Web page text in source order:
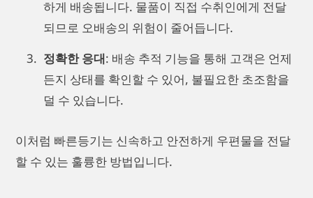
하게 배송됩니다. 물품이 직접 수취인에게 전달
되므로 오배송의 위험이 줄어듭니다.
정확한 응대: 배송 추적 기능을 통해 고객은 언제
든지 상태를 확인할 수 있어, 불필요한 초조함을
덜 수 있습니다.
이처럼 빠른등기는 신속하고 안전하게 우편물을 전달
할 수 있는 훌륭한 방법입니다.